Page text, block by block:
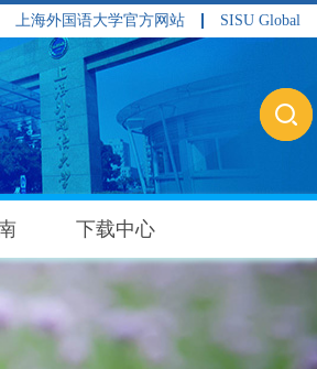
上海外国语大学官方网站 SISU Global
下载中心